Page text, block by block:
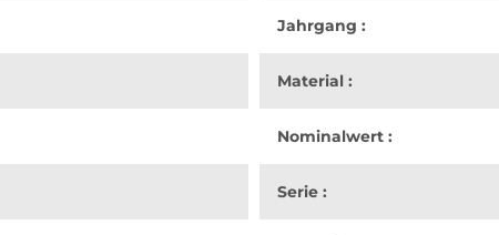
Jahrgang :
Material :
Nominalwert :
Serie :